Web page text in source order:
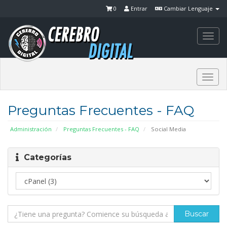
Cambiar Lenguaje
Entrar
0
Preguntas Frecuentes - FAQ
Administración Preguntas Frecuentes - FAQ Social Media
Categorías